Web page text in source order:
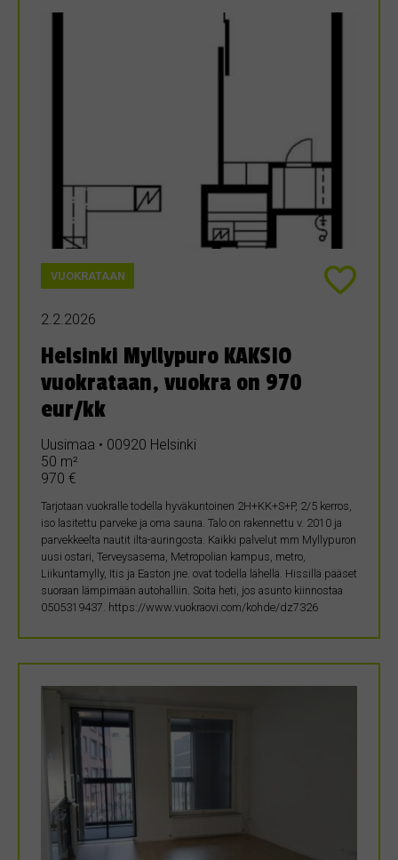
VUOKRATAAN
2.2.2026
Helsinki Myllypuro KAKSIO
vuokrataan, vuokra on 970
eur/kk
Uusimaa • 00920 Helsinki
50 m²
970 €
Tarjotaan vuokralle todella hyväkuntoinen 2H+KK+S+P, 2/5 kerros,
iso lasitettu parveke ja oma sauna. Talo on rakennettu v. 2010 ja
parvekkeelta nautit ilta-auringosta. Kaikki palvelut mm Myllypuron
uusi ostari, Terveysasema, Metropolian kampus, metro,
Liikuntamylly, Itis ja Easton jne. ovat todella lähellä. Hissillä pääset
suoraan lämpimään autohalliin. Soita heti, jos asunto kiinnostaa
0505319437. https://www.vuokraovi.com/kohde/dz7326